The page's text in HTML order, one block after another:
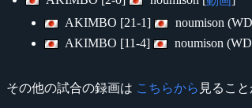
AKIMBO [21-1]
noumison
AKIMBO [11-4]
noumison
その他の試合の録画は こちらから 見ること